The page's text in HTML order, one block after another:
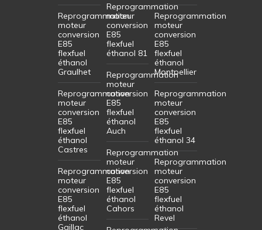
Reprogrammation
moteur
conversion
E85
flexfuel
éthanol
Graulhet
Reprogrammation
moteur
conversion
E85
flexfuel
éthanol
Castres
Reprogrammation
moteur
conversion
E85
flexfuel
éthanol
Gaillac
Reprogrammation
moteur
conversion
E85
flexfuel
éthanol 81
Reprogrammation
moteur
conversion
E85
flexfuel
éthanol
Auch
Reprogrammation
moteur
conversion
E85
flexfuel
éthanol
Cahors
Reprogrammation
moteur
conversion
E85
flexfuel
éthanol
Montpellier
Reprogrammation
moteur
conversion
E85
flexfuel
éthanol 34
Reprogrammation
moteur
conversion
E85
flexfuel
éthanol
Revel